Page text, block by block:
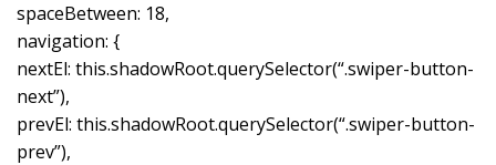
spaceBetween: 18,
navigation: {
nextEl: this.shadowRoot.querySelector(“.swiper-button-
next”),
prevEl: this.shadowRoot.querySelector(“.swiper-button-
prev”),